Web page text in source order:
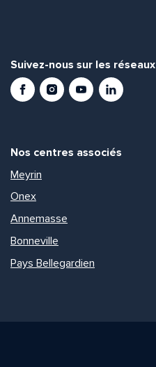
Suivez-nous sur les réseaux
FacebookInstagramYoutubeLinkedIn
Nos centres associés
Meyrin
Onex
Annemasse
Bonneville
Pays Bellegardien